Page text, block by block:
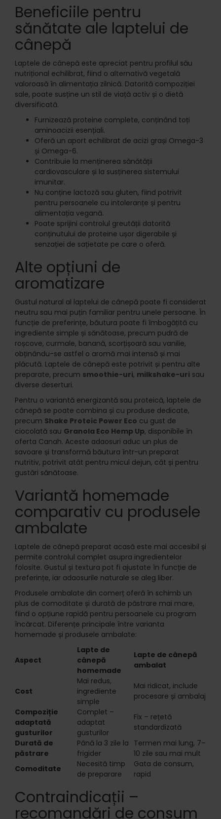
Beneficiile pentru
sănătate ale laptelui de
cânepă
Laptele de cânepă este apreciat pentru profilul său
nutrițional echilibrat, fiind o alternativă vegetală
valoroasă în alimentația zilnică. Datorită compoziției
sale, poate susține un stil de viață activ și o dietă
diversificată.
Furnizează proteine complete, conținând toți
aminoacizii esențiali.
Oferă un aport echilibrat de acizi grași Omega-3
și Omega-6.
Contribuie la menținerea sănătății
cardiovasculare și la susținerea sistemului
imunitar.
Nu conține lactoză sau gluten, fiind potrivit
pentru persoanele cu intoleranțe și pentru
alimentația vegană.
Poate sprijini controlul greutății datorită
conținutului de proteine ușor digerabile și
senzației de sațietate pe care o oferă.
Alte opțiuni de
aromatizare
Gustul natural al laptelui de cânepă poate fi considerat
neutru sau mai puțin familiar pentru unele persoane. În
funcție de preferințe, băutura poate fi îmbogățită cu
ingrediente simple și sănătoase, precum pudră de
roșcove, curmale, banană, scorțișoară sau vanilie,
obținându-se astfel o aromă mai intensă și mai
plăcută. Laptele de cânepă este potrivit și pentru alte
preparate, precum smoothie-uri, milkshake-uri sau
diverse deserturi.
Pentru o variantă energizantă sau proteică, laptele de
cânepă se poate combina și cu produse dedicate,
precum Shake Proteic Power Eco cu gust de
ciocolată sau Granola Eco Hemp Up, disponibile în
oferta Canah. Aceste adaosuri aduc un plus de
savoare și transformă băutura într-un preparat
nutritiv, potrivit atât pentru micul dejun, cât și pentru
gustări sănătoase.
Variantă homemade
comparativ cu produsele
ambalate
Laptele de cânepă preparat acasă este mai accesibil și
permite controlul complet asupra ingredientelor
folosite. Gustul și textura pot fi ajustate în funcție de
preferințe, iar adaosurile naturale se aleg liber.
Produsele ambalate din comerț oferă în schimb un
plus de comoditate și durată de păstrare mai mare,
fiind o opțiune rapidă pentru persoanele cu program
încărcat. Diferențe principale între varianta
homemade și produsele ambalate:
Aspect
Lapte de
cânepă
homemade
Lapte de cânepă
ambalat
Cost
Mai redus,
ingrediente
simple
Mai ridicat, include
procesare și ambalaj
Compoziție
adaptată
gusturilor
Complet –
adaptat
gusturilor
Fix – rețetă
standardizată
Durată de
păstrare
Până la 3 zile la
frigider
Termen mai lung, 7–
10 zile sau mai mult
Comoditate
Necesită timp
de preparare
Gata de consum,
rapid
Contraindicații –
recomandări de consum